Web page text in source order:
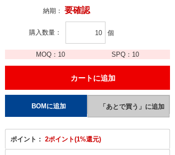
納期： 要確認
購入数量 個
MOQ： 10 SPQ： 10
ポイント： 2ポイント(1%還元)